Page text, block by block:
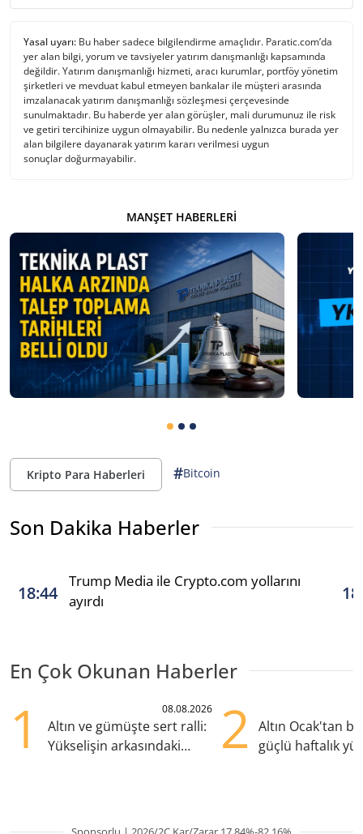
Yasal uyarı: Bu haber sadece bilgilendirme amaçlıdır. Paratic.com’da
yer alan bilgi, yorum ve tavsiyeler yatırım danışmanlığı kapsamında
değildir. Yatırım danışmanlığı hizmeti, aracı kurumlar, portföy yönetim
şirketleri ve mevduat kabul etmeyen bankalar ile müşteri arasında
imzalanacak yatırım danışmanlığı sözleşmesi çerçevesinde
sunulmaktadır. Bu haberde yer alan görüşler, mali durumunuz ile risk
ve getiri tercihinize uygun olmayabilir. Bu nedenle yalnızca burada yer
alan bilgilere dayanarak yatırım kararı verilmesi uygun
sonuçlar doğurmayabilir.
MANŞET HABERLERI
Kripto Para Haberleri #Bitcoin
Son Dakika Haberler
18:44
Trump Media ile Crypto.com yollarını
ayırdı
En Çok Okunan Haberler
1 08.08.2026
Altın ve gümüşte sert ralli:
Yükselişin arkasındaki
2
Altın Ocak'tan
güçlü haftalık